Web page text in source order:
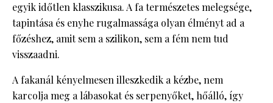
egyik időtlen klasszikusa. A fa természetes melegsége,
tapintása és enyhe rugalmassága olyan élményt ad a
főzéshez, amit sem a szilikon, sem a fém nem tud
visszaadni.
A fakanál kényelmesen illeszkedik a kézbe, nem
karcolja meg a lábasokat és serpenyőket, hőálló, így